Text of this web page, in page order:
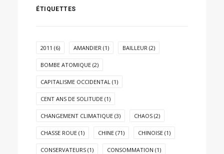
ÉTIQUETTES
2011 (6) AMANDIER (1) BAILLEUR (2)
BOMBE ATOMIQUE (2)
CAPITALISME OCCIDENTAL (1)
CENT ANS DE SOLITUDE (1)
CHANGEMENT CLIMATIQUE (3) CHAOS (2)
CHASSE ROUE (1) CHINE (71) CHINOISE (1)
CONSERVATEURS (1) CONSOMMATION (1)